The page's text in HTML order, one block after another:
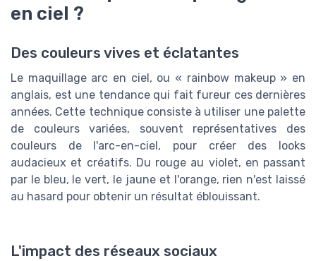
en ciel ?
Des couleurs vives et éclatantes
Le maquillage arc en ciel, ou « rainbow makeup » en
anglais, est une tendance qui fait fureur ces dernières
années. Cette technique consiste à utiliser une palette
de couleurs variées, souvent représentatives des
couleurs de l'arc-en-ciel, pour créer des looks
audacieux et créatifs. Du rouge au violet, en passant
par le bleu, le vert, le jaune et l'orange, rien n'est laissé
au hasard pour obtenir un résultat éblouissant.
L'impact des réseaux sociaux